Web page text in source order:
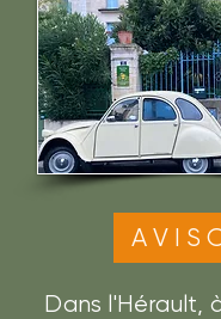
Dans l'Hérault,